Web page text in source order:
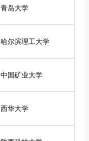
青岛大学
哈尔滨理工大学
中国矿业大学
西华大学